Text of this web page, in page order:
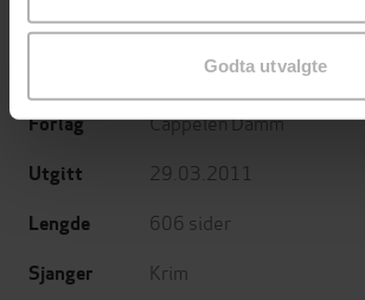
Godta utvalgte
(oversetter)
Forlag Cappelen Damm
Utgitt 29.03.2011
Lengde 606 sider
Sjanger Krim